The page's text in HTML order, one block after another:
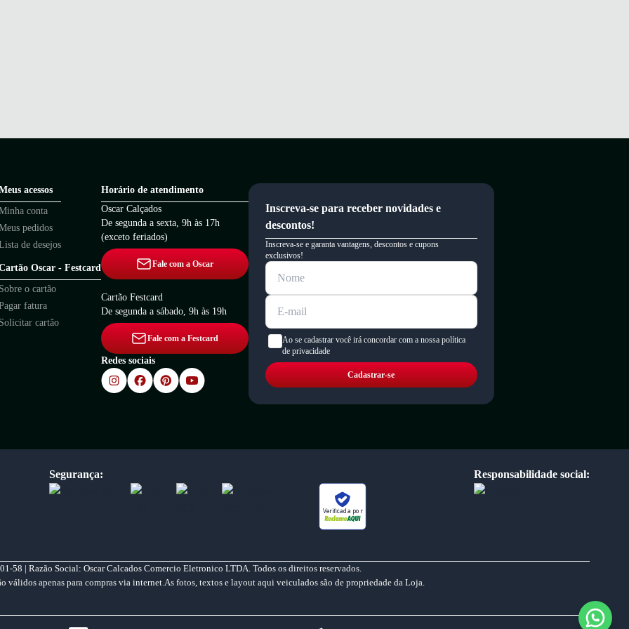
acessos
conta
pedidos
de desejos
Oscar - Festcard
Sobre o cartão
fatura
Solicitar cartão
Horário de atendimento
Oscar Calçados
De segunda a sexta, 9h às 17h
(exceto feriados)
Fale com a Oscar
Cartão Festcard
De segunda a sábado, 9h às 19h
Fale com a Festcard
Redes sociais
Inscreva-se para receber novidades e
descontos!
Inscreva-se e garanta vantagens, descontos e cupons
exclusivos!
Ao se cadastrar você irá concordar com a nossa política
de privacidade
Cadastrar-se
Segurança:
Verificada por
Responsabilidade social:
58 | Razão Social: Oscar Calcados Comercio Eletronico LTDA. Todos os direitos reservados.
válidos apenas para compras via internet.As fotos, textos e layout aqui veiculados são de propriedade da Loja.